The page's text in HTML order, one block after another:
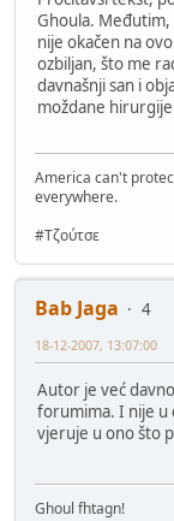
Ghoula. Međutim,
nije okačen na
ozbiljan, što me
davnašnji san i
moždane
America can't
everywhere.
#Τζούτσε
Bab Jaga
4
18-12-2007, 13:07:00
Autor je već
forumima. I nije u
vjeruje u ono što
Ghoul fhtagn!